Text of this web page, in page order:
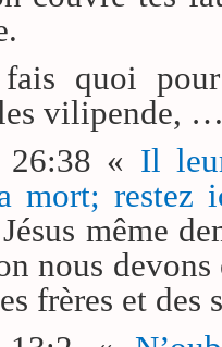
quoi
vilipende,
26:38 « Il
mort;
même
nous
frères et des